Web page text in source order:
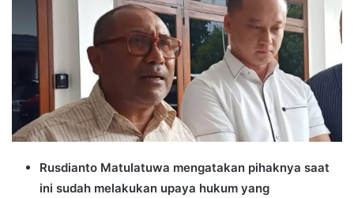
Rusdianto Matulatuwa mengatakan pihaknya saat
ini sudah melakukan upaya hukum yang